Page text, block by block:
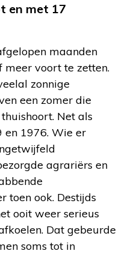
en met 17
maanden
voort te zetten.
zonnige
een zomer die
Net als
en 1976. Wie er
agrariërs en
toen ook. Destijds
ooit weer serieus
Dat gebeurde
soms tot in